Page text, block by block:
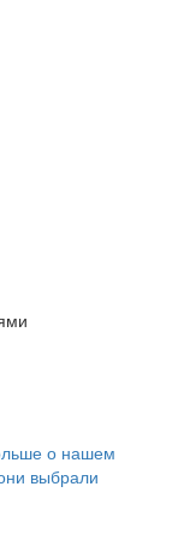
о нашем
выбрали